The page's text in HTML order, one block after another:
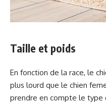
Taille et poids
En fonction de la race, le
plus lourd que le chien
prendre en compte le type